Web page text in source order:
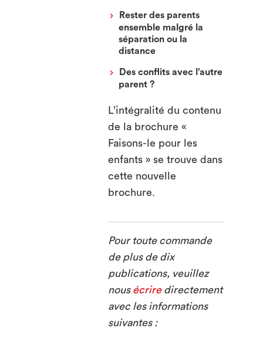
Rester des parents
ensemble malgré la
séparation ou la
distance
Des conflits avec l’autre
parent ?
L’intégralité du contenu
de la brochure «
Faisons-le pour les
enfants » se trouve dans
cette nouvelle
brochure.
Pour toute commande
de plus de dix
publications, veuillez
nous écriredirectement
avec les informations
suivantes :